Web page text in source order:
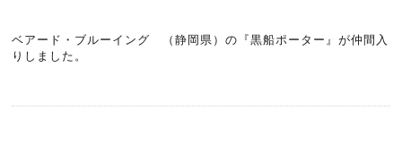
ベアード・ブルーイング （静岡県）の『黒船ポーター』が仲間入
りしました。